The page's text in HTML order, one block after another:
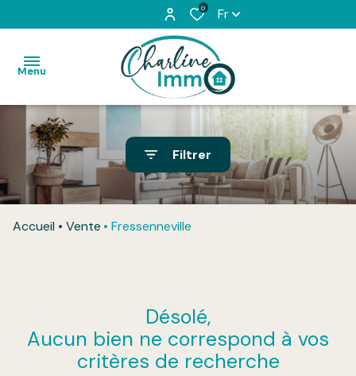
0 Fr
Menu
Accueil
Acheter
Contact
Filtrer
Accueil Vente Fressenneville
Désolé,
Aucun bien ne correspond à vos
critères de recherche